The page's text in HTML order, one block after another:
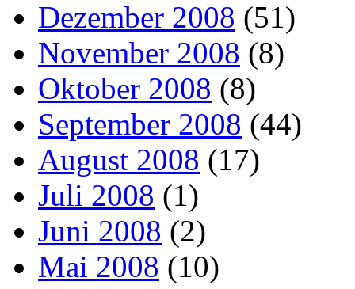
Dezember 2008 (51)
November 2008 (8)
Oktober 2008 (8)
September 2008 (44)
August 2008 (17)
Juli 2008 (1)
Juni 2008 (2)
Mai 2008 (10)